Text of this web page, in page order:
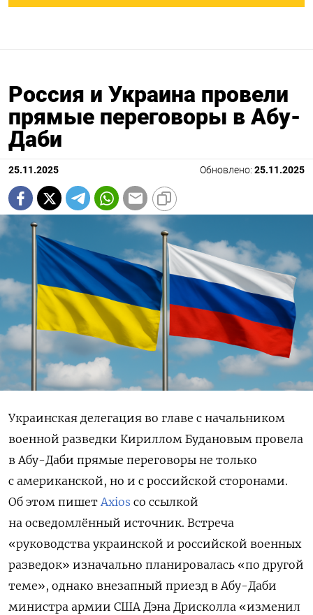
Россия и Украина провели
прямые переговоры в Абу-
Даби
25.11.2025 Обновлено: 25.11.2025
Украинская делегация во главе с начальником
военной разведки Кириллом Будановым провела
в Абу-Даби прямые переговоры не только
с американской, но и с российской сторонами.
Об этом пишет Axios со ссылкой
на осведомлённый источник. Встреча
«руководства украинской и российской военных
разведок» изначально планировалась «по другой
теме», однако внезапный приезд в Абу-Даби
министра армии США Дэна Дрисколла «изменил